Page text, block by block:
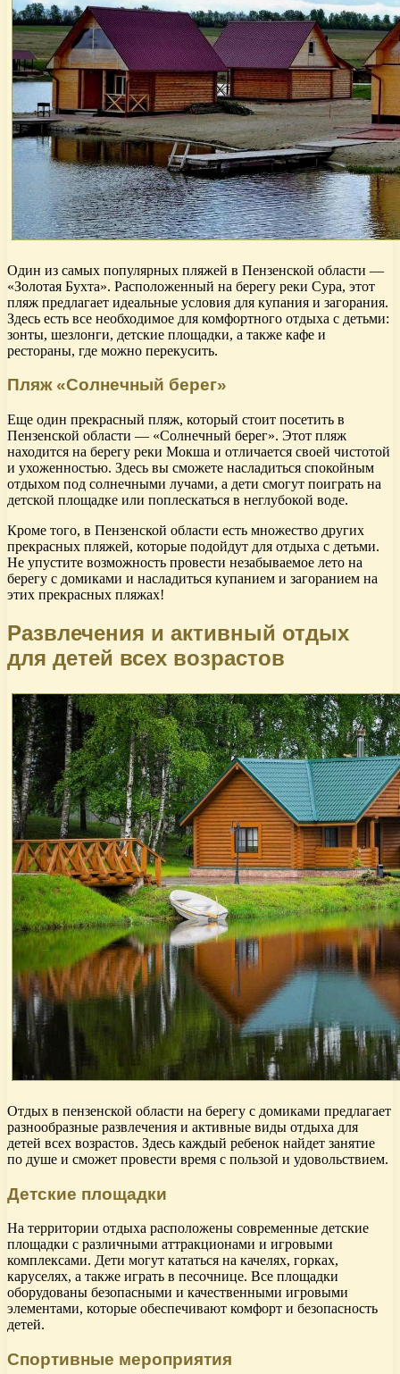
Один из самых популярных пляжей в Пензенской области —
«Золотая Бухта». Расположенный на берегу реки Сура, этот
пляж предлагает идеальные условия для купания и загорания.
Здесь есть все необходимое для комфортного отдыха с детьми:
зонты, шезлонги, детские площадки, а также кафе и
рестораны, где можно перекусить.
Пляж «Солнечный берег»
Еще один прекрасный пляж, который стоит посетить в
Пензенской области — «Солнечный берег». Этот пляж
находится на берегу реки Мокша и отличается своей чистотой
и ухоженностью. Здесь вы сможете насладиться спокойным
отдыхом под солнечными лучами, а дети смогут поиграть на
детской площадке или поплескаться в неглубокой воде.
Кроме того, в Пензенской области есть множество других
прекрасных пляжей, которые подойдут для отдыха с детьми.
Не упустите возможность провести незабываемое лето на
берегу с домиками и насладиться купанием и загоранием на
этих прекрасных пляжах!
Развлечения и активный отдых
для детей всех возрастов
Отдых в пензенской области на берегу с домиками предлагает
разнообразные развлечения и активные виды отдыха для
детей всех возрастов. Здесь каждый ребенок найдет занятие
по душе и сможет провести время с пользой и удовольствием.
Детские площадки
На территории отдыха расположены современные детские
площадки с различными аттракционами и игровыми
комплексами. Дети могут кататься на качелях, горках,
каруселях, а также играть в песочнице. Все площадки
оборудованы безопасными и качественными игровыми
элементами, которые обеспечивают комфорт и безопасность
детей.
Спортивные мероприятия